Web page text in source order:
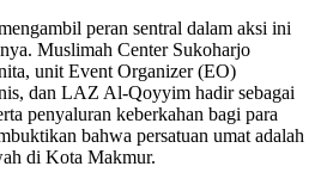
peran sentral dalam aksi ini
Muslimah Center Sukoharjo
unit Event Organizer (EO)
dan LAZ Al-Qoyyim hadir sebagai
penyaluran keberkahan bagi para
bahwa persatuan umat adalah
di Kota Makmur.